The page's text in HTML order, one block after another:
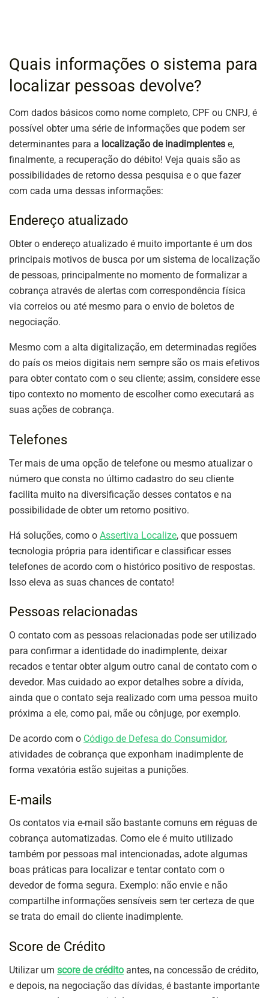
Quais informações o sistema para
localizar pessoas devolve?
Com dados básicos como nome completo, CPF ou CNPJ, é
possível obter uma série de informações que podem ser
determinantes para a localização de inadimplentes e,
finalmente, a recuperação do débito! Veja quais são as
possibilidades de retorno dessa pesquisa e o que fazer
com cada uma dessas informações:
Endereço atualizado
Obter o endereço atualizado é muito importante é um dos
principais motivos de busca por um sistema de localização
de pessoas, principalmente no momento de formalizar a
cobrança através de alertas com correspondência física
via correios ou até mesmo para o envio de boletos de
negociação.
Mesmo com a alta digitalização, em determinadas regiões
do país os meios digitais nem sempre são os mais efetivos
para obter contato com o seu cliente; assim, considere esse
tipo contexto no momento de escolher como executará as
suas ações de cobrança.
Telefones
Ter mais de uma opção de telefone ou mesmo atualizar o
número que consta no último cadastro do seu cliente
facilita muito na diversificação desses contatos e na
possibilidade de obter um retorno positivo.
Há soluções, como o Assertiva Localize, que possuem
tecnologia própria para identificar e classificar esses
telefones de acordo com o histórico positivo de respostas.
Isso eleva as suas chances de contato!
Pessoas relacionadas
O contato com as pessoas relacionadas pode ser utilizado
para confirmar a identidade do inadimplente, deixar
recados e tentar obter algum outro canal de contato com o
devedor. Mas cuidado ao expor detalhes sobre a dívida,
ainda que o contato seja realizado com uma pessoa muito
próxima a ele, como pai, mãe ou cônjuge, por exemplo.
De acordo com o Código de Defesa do Consumidor,
atividades de cobrança que exponham inadimplente de
forma vexatória estão sujeitas a punições.
E-mails
Os contatos via e-mail são bastante comuns em réguas de
cobrança automatizadas. Como ele é muito utilizado
também por pessoas mal intencionadas, adote algumas
boas práticas para localizar e tentar contato com o
devedor de forma segura. Exemplo: não envie e não
compartilhe informações sensíveis sem ter certeza de que
se trata do email do cliente inadimplente.
Score de Crédito
Utilizar um score de crédito antes, na concessão de crédito,
e depois, na negociação das dívidas, é bastante importante